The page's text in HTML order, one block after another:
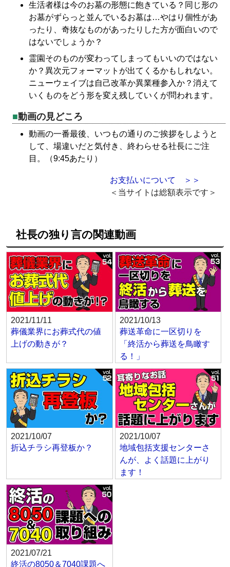
生活者様は今のお墓の形態に飽きている？同じ形の
お墓がずらっと並んでいるお墓は…やはり個性があ
ったり、奇抜なものがあったりした方が面白いので
はないでしょうか？
霊園そのものが変わってしまってもいいのではない
か？異次元フォーマットが出てくるかもしれない。
ニューウェイブは自己改革か異業種参入か？消えて
いくものをどう形を変え残していくが問われます。
動画の見どころ
動画の一番最後、いつもの通りのご挨拶をしようと
して、場違いだと気付き、終わらせる社長にご注
目。（9:45あたり）
お支払いについて ＞＞
＜当サイトは総額表示です＞
社長の独り言の関連動画
2021/11/11
葬儀業界にお葬式代の値
上げの動きが？
2021/10/13
葬送革命に一区切りを
「終活から葬送を鳥瞰す
る！」
2021/10/07
折込チラシ再登板か？
2021/10/07
地域包括支援センターさ
んが、よく話題に上がり
ます！
2021/07/21
終活の8050＆7040課題へ